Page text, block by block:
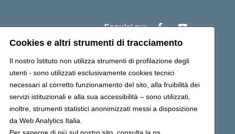
Cookies e altri strumenti di tracciamento
Il nostro Istituto non utilizza strumenti di profilazione degli
utenti - sono utilizzati esclusivamente cookies tecnici
necessari al corretto funzionamento del sito, alla fruibilità dei
servizi istituzionali e alla sua accessibilità – sono utilizzati,
inoltre, strumenti statistici anonimizzati messi a disposizione
da Web Analytics Italia.
Seguici su:
ctic83200r@pec.istruzione.it